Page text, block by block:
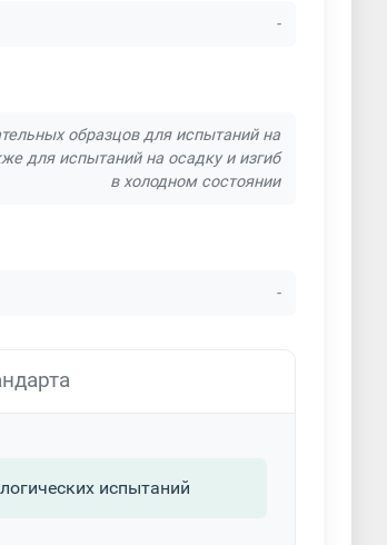
-
образцов для испытаний на
для испытаний на осадку и изгиб
в холодном состоянии
-
испытаний